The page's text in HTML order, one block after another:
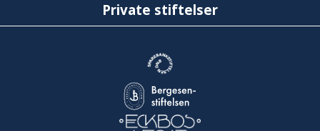
Private stiftelser